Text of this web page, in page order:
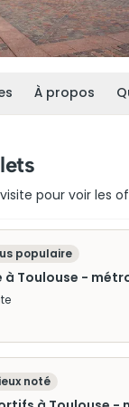
À propos
pour voir les
populaire
à Toulouse -
noté